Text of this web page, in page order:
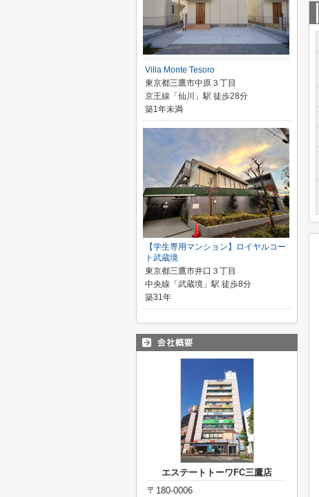
Villa Monte Tesoro
東京都三鷹市中原３丁目
京王線「仙川」駅 徒歩28分
築1年未満
【学生専用マンション】ロイヤルコー
ト武蔵境
東京都三鷹市井口３丁目
中央線「武蔵境」駅 徒歩8分
築31年
エステートトーワFC三鷹店
〒180-0006